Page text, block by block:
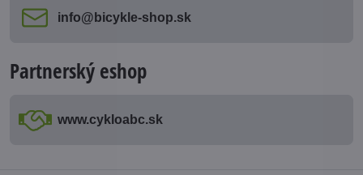
info​@bicykle-shop​.sk
Partnerský eshop
www​.cykloabc​.sk